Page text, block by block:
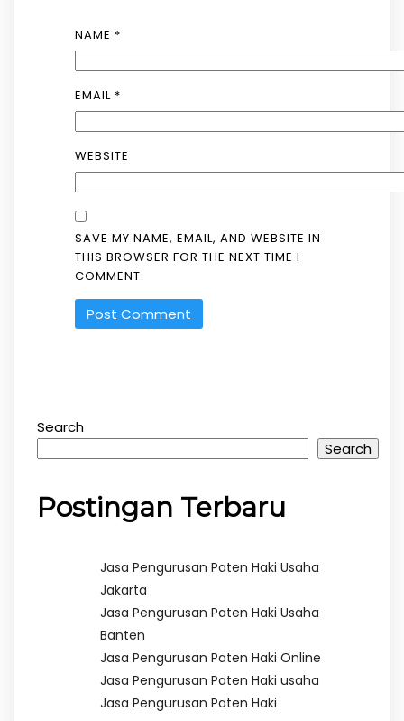
NAME *
EMAIL *
WEBSITE
SAVE MY NAME, EMAIL, AND WEBSITE IN
THIS BROWSER FOR THE NEXT TIME I
COMMENT.
Search
Search
Postingan Terbaru
Jasa Pengurusan Paten Haki Usaha
Jakarta
Jasa Pengurusan Paten Haki Usaha
Banten
Jasa Pengurusan Paten Haki Online
Jasa Pengurusan Paten Haki usaha
Jasa Pengurusan Paten Haki